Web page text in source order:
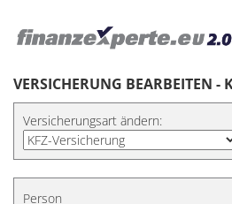
VERSICHERUNG BEARBEITEN
Versicherungsart ändern:
Person